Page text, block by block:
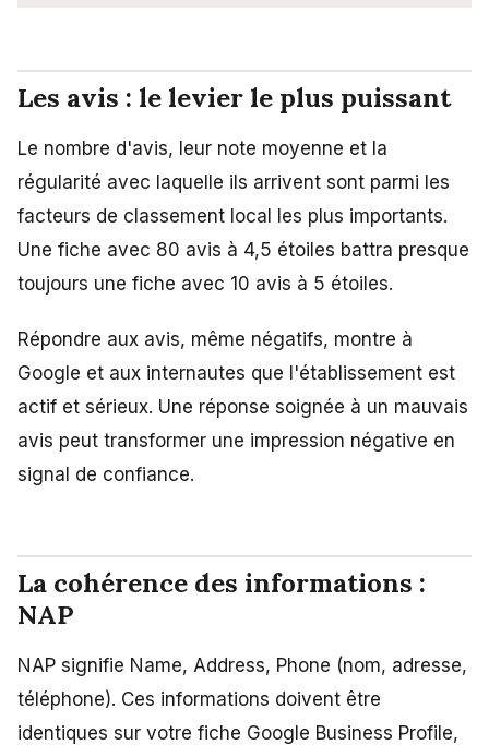
Les avis : le levier le plus puissant
Le nombre d'avis, leur note moyenne et la
régularité avec laquelle ils arrivent sont parmi les
facteurs de classement local les plus importants.
Une fiche avec 80 avis à 4,5 étoiles battra presque
toujours une fiche avec 10 avis à 5 étoiles.
Répondre aux avis, même négatifs, montre à
Google et aux internautes que l'établissement est
actif et sérieux. Une réponse soignée à un mauvais
avis peut transformer une impression négative en
signal de confiance.
La cohérence des informations :
NAP
NAP signifie Name, Address, Phone (nom, adresse,
téléphone). Ces informations doivent être
identiques sur votre fiche Google Business Profile,